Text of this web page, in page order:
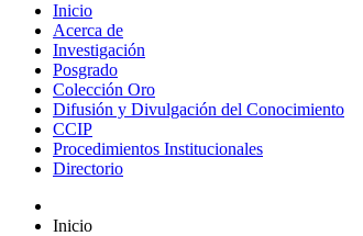
Inicio
Acerca de
Investigación
Posgrado
Colección Oro
Difusión y Divulgación del Conocimiento
CCIP
Procedimientos Institucionales
Directorio
Inicio